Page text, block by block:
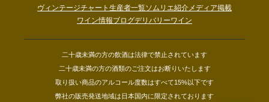
ヴィンテージチャート 生産者一覧ソムリエ紹介メディア掲載
ワイン情報ブログデリバリーワイン
二十歳未満の方の飲酒は法律で禁止されています
二十歳未満の方の酒類のご注文はお断りいたします
取り扱い商品のアルコール度数はすべて15%以下です
弊社の販売発送地域は日本国内に限定されております